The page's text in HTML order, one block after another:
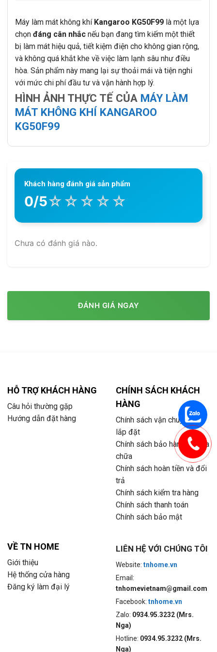
Máy làm mát không khí Kangaroo KG50F99 là một lựa
chọn đáng cân nhắc nếu bạn đang tìm kiếm một thiết
bị làm mát hiệu quả, tiết kiệm điện cho không gian rộng,
và không quá khắt khe về việc làm lạnh sâu như điều
hòa. Sản phẩm này mang lại sự thoải mái và tiện nghi
với mức chi phí đầu tư và vận hành hợp lý.
HÌNH ẢNH THỰC TẾ CỦA MÁY LÀM
MÁT KHÔNG KHÍ KANGAROO
KG50F99
Khách hàng đánh giá sản phẩm
0/5☆ ☆ ☆ ☆ ☆
Chưa có đánh giá nào.
ĐÁNH GIÁ NGAY
HỖ TRỢ KHÁCH HÀNG
Câu hỏi thường gặp
Hướng dẫn đặt hàng
CHÍNH SÁCH KHÁCH
HÀNG
Chính sách vận chuyển và
lắp đặt
Chính sách bảo hành và sửa
chữa
Chính sách hoàn tiền và đổi
trả
Chính sách kiểm tra hàng
Chính sách thanh toán
Chính sách bảo mật
VỀ TN HOME
Giới thiệu
Hệ thống cửa hàng
Đăng ký làm đại lý
LIÊN HỆ VỚI CHÚNG TÔI
Website: tnhome.vn
Email:
tnhomevietnam@gmail.com
Facebook: tnhome.vn
Zalo: 0934.95.3232 (Mrs.
Nga)
Hotline: 0934.95.3232 (Mrs.
Nga)